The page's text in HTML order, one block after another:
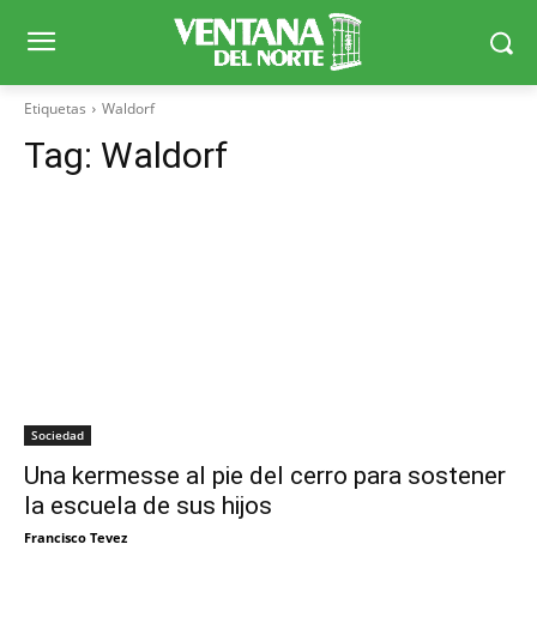
Etiquetas Waldorf
Tag: Waldorf
Sociedad
Una kermesse al pie del cerro para sostener
la escuela de sus hijos
Francisco Tevez